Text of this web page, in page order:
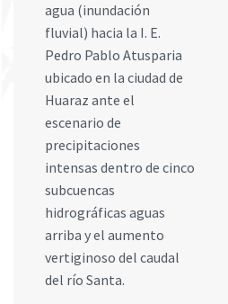
agua (inundación
fluvial) hacia la I. E.
Pedro Pablo Atusparia
ubicado en la ciudad de
Huaraz ante el
escenario de
precipitaciones
intensas dentro de cinco
subcuencas
hidrográficas aguas
arriba y el aumento
vertiginoso del caudal
del río Santa.